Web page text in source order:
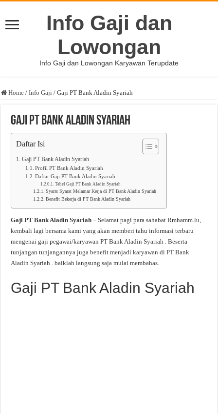
Info Gaji dan
Lowongan
Info Gaji dan Lowongan Karyawan Terupdate
Home / Info Gaji / Gaji PT Bank Aladin Syariah
Gaji PT Bank Aladin Syariah
Daftar Isi
Gaji PT Bank Aladin Syariah
Profil PT Bank Aladin Syariah
Daftar Gaji PT Bank Aladin Syariah
Tabel Gaji PT Bank Aladin Syariah
Syarat Syarat Melamar Kerja di PT Bank Aladin Syariah
Benefit Bekerja di PT Bank Aladin Syariah
Gaji PT Bank Aladin Syariah –Selamat pagi para sahabat Rmhamm.lu,
kembali lagi bersama kami yang akan memberi tahu informasi terbaru
mengenai gaji pegawai/karyawan PT Bank Aladin Syariah . Beserta
tunjangan tunjangannya juga benefit menjadi karyawan di PT Bank
Aladin Syariah . baiklah langsung saja mulai membahas.
Gaji PT Bank Aladin Syariah